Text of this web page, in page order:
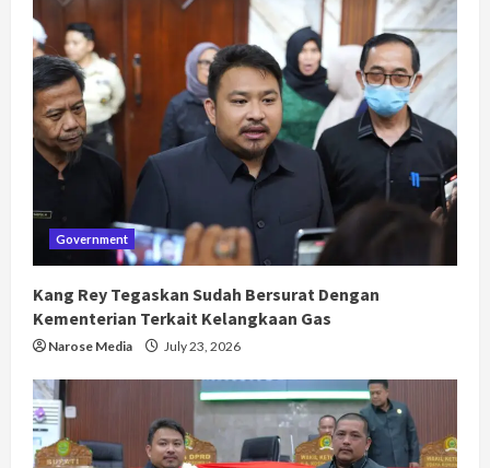
Government
Kang Rey Tegaskan Sudah Bersurat Dengan
Kementerian Terkait Kelangkaan Gas
Narose Media July 23, 2026